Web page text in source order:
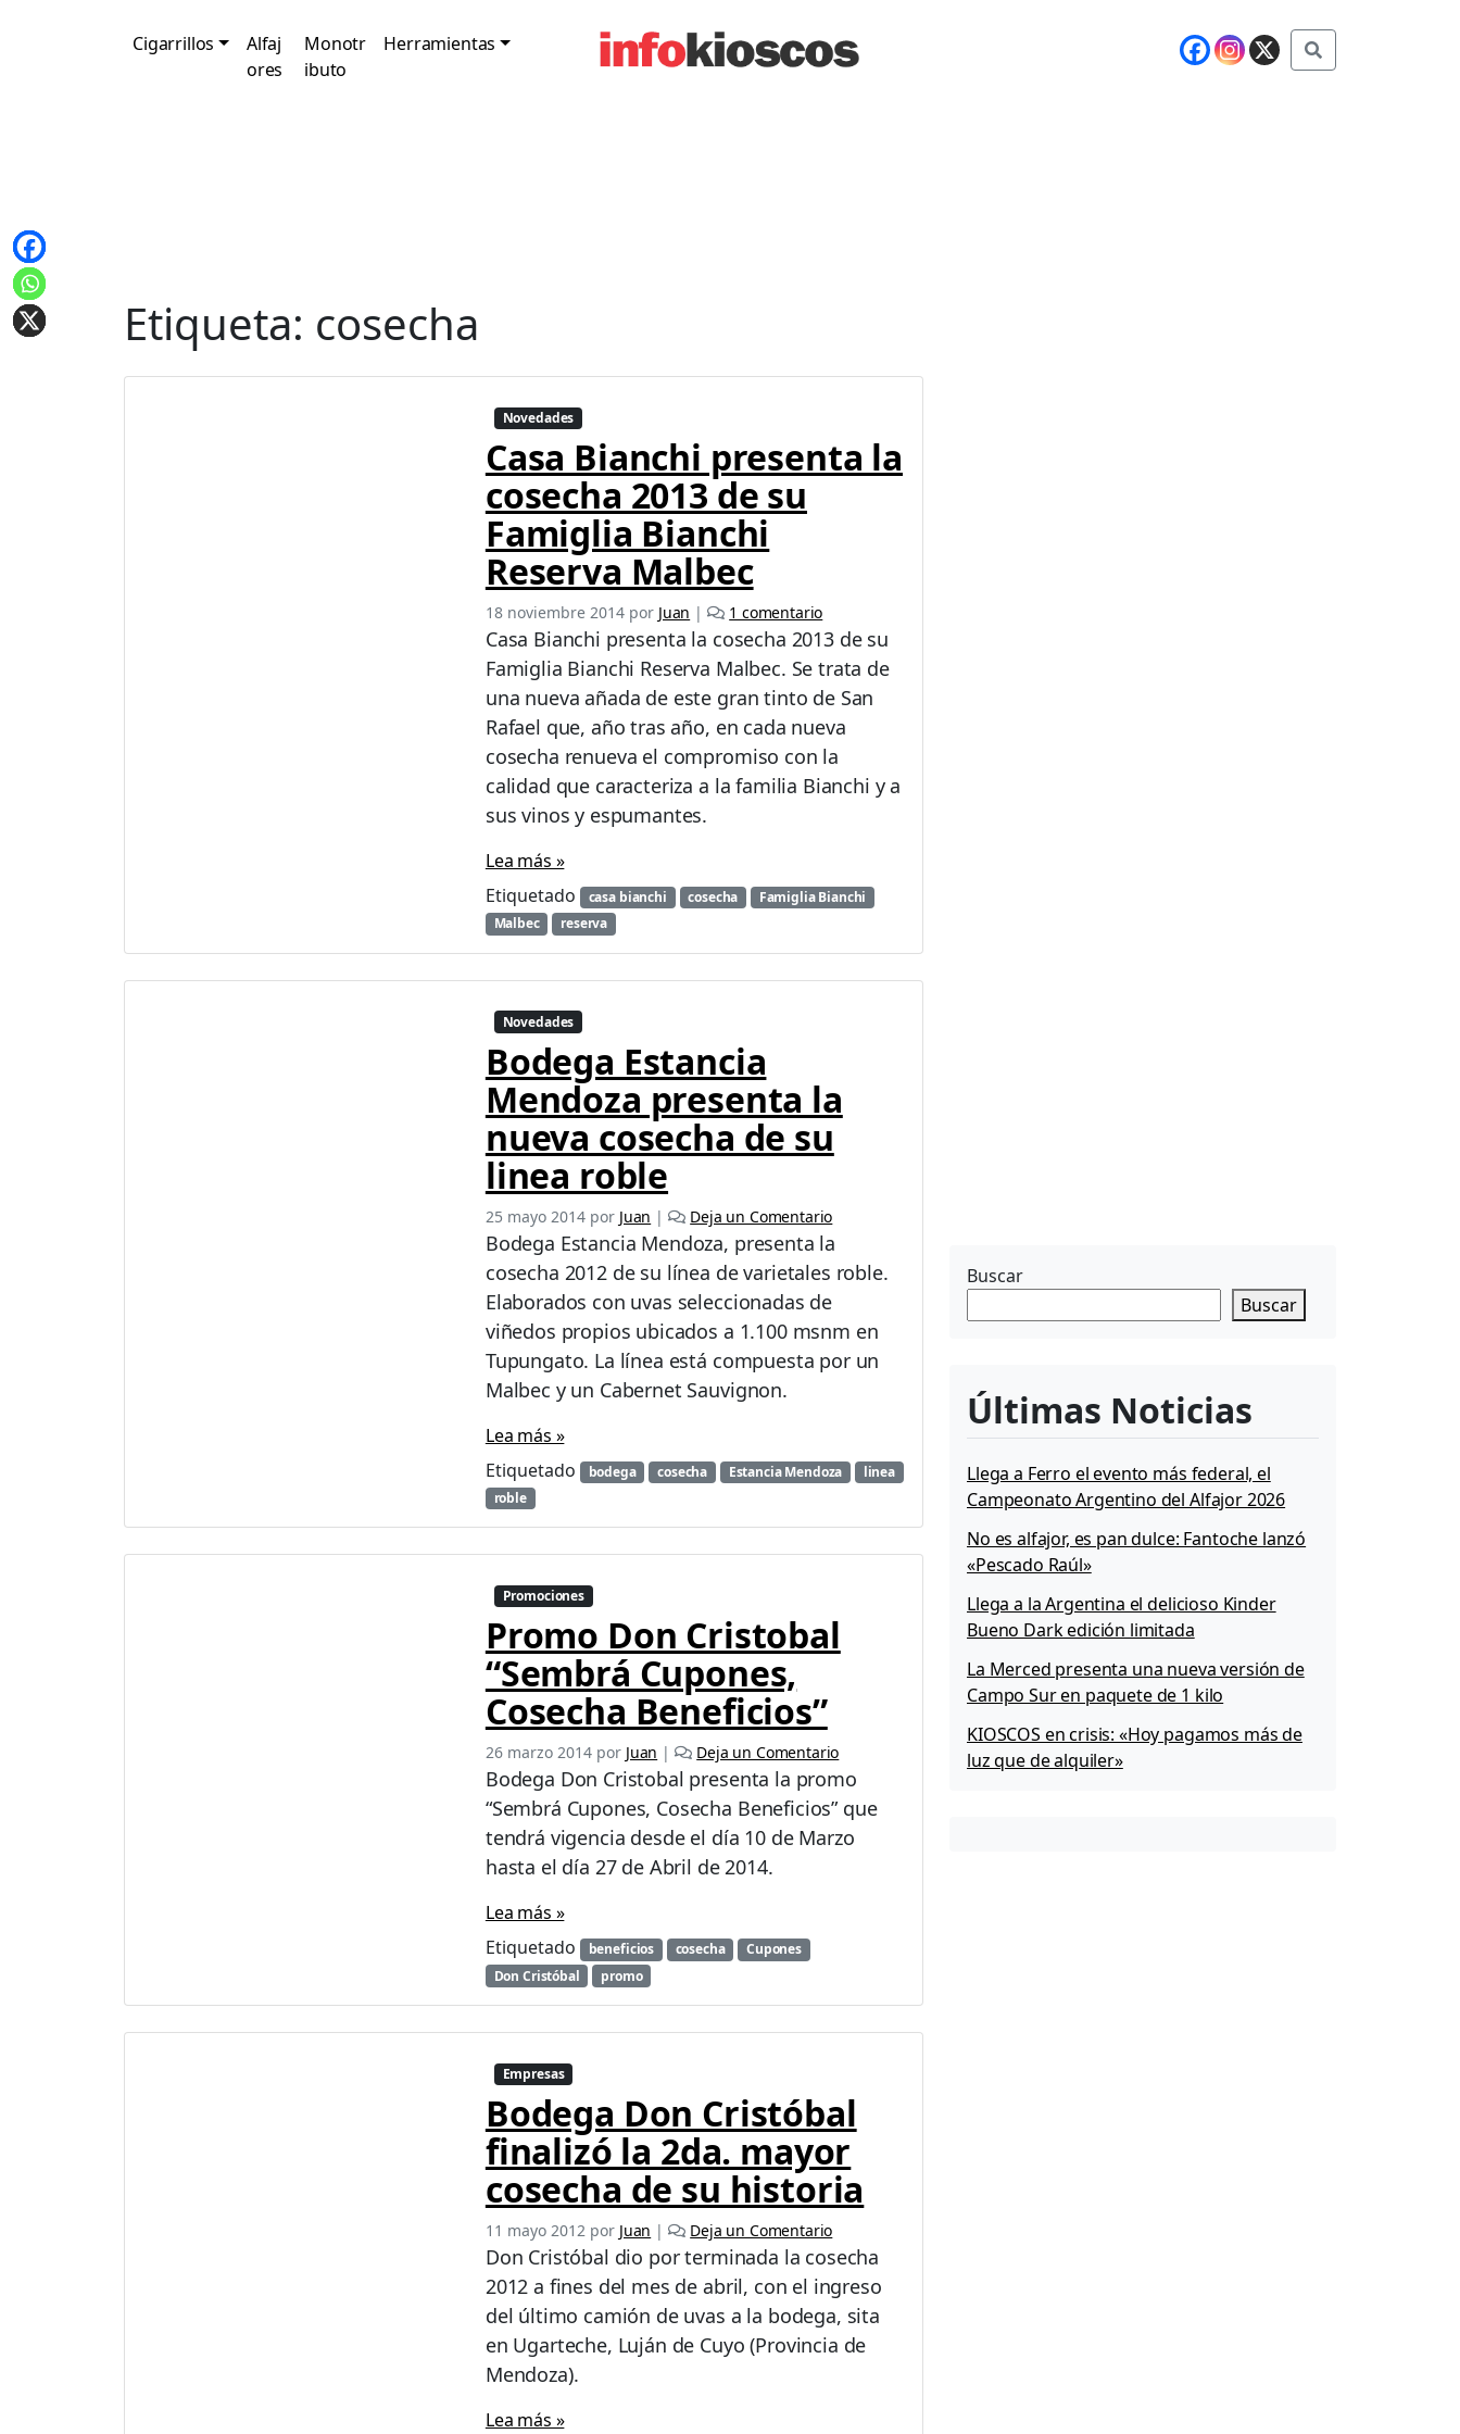
Cigarrillos
Alfaj
ores
Monotr
ibuto
Herramientas
Etiqueta: cosecha
Novedades
Casa Bianchi presenta la
cosecha 2013 de su
Famiglia Bianchi
Reserva Malbec
18 noviembre 2014por Juan | 1 comentarioe
n
a
s
a
B
i
a
i
p
e
a
c
o
c
h
a
2
1
3
F
m
a
B
a
n
c
h
R
e
a
Casa Bianchi presenta la cosecha 2013 de su
Famiglia Bianchi Reserva Malbec. Se trata de
una nueva añada de este gran tinto de San
Rafael que, año tras año, en cada nueva
cosecha renueva el compromiso con la
calidad que caracteriza a la familia Bianchi y a
sus vinos y espumantes.
Lea más »
Etiquetado
casa bianchi cosecha
Famiglia Bianchi
Malbec
reserva
Novedades
Bodega Estancia
Mendoza presenta la
nueva cosecha de su
linea roble
25 mayo 2014por Juan | Deja un Comentario
Bodega Estancia Mendoza, presenta la
cosecha 2012 de su línea de varietales roble.
Elaborados con uvas seleccionadas de
viñedos propios ubicados a 1.100 msnm en
Tupungato. La línea está compuesta por un
Malbec y un Cabernet Sauvignon.
Lea más »
Etiquetado
bodega cosecha Estancia Mendoza
linea
roble
Promociones
Promo Don Cristobal
“Sembrá Cupones,
Cosecha Beneficios”
26 marzo 2014por Juan | Deja un Comentario
Bodega Don Cristobal presenta la promo
“Sembrá Cupones, Cosecha Beneficios” que
tendrá vigencia desde el día 10 de Marzo
hasta el día 27 de Abril de 2014.
Lea más »
Etiquetado
beneficios cosecha
Cupones
Don Cristóbal
promo
Empresas
Bodega Don Cristóbal
finalizó la 2da. mayor
cosecha de su historia
11 mayo 2012por Juan | Deja un Comentario
Don Cristóbal dio por terminada la cosecha
2012 a fines del mes de abril, con el ingreso
del último camión de uvas a la bodega, sita
en Ugarteche, Luján de Cuyo (Provincia de
Mendoza).
Lea más »
Buscar
Buscar
Últimas Noticias
Llega a Ferro el evento más federal, el
Campeonato Argentino del Alfajor 2026
No es alfajor, es pan dulce: Fantoche lanzó
«Pescado Raúl»
Llega a la Argentina el delicioso Kinder
Bueno Dark edición limitada
La Merced presenta una nueva versión de
Campo Sur en paquete de 1 kilo
KIOSCOS en crisis: «Hoy pagamos más de
luz que de alquiler»